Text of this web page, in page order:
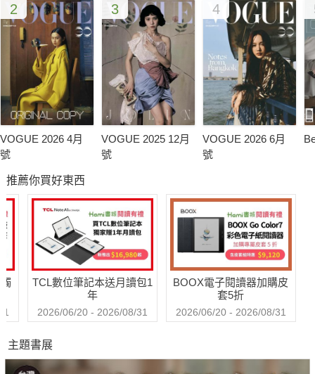
2
VOGUE 2026 4月
號
3
VOGUE 2025 12月
號
4
VOGUE 2026 6月
號
推薦你買好東西
TCL數位筆記本送月讀包1
年
2026/06/20 - 2026/08/31
BOOX電子閱讀器加購皮
套5折
2026/06/20 - 2026/08/31
主題書展